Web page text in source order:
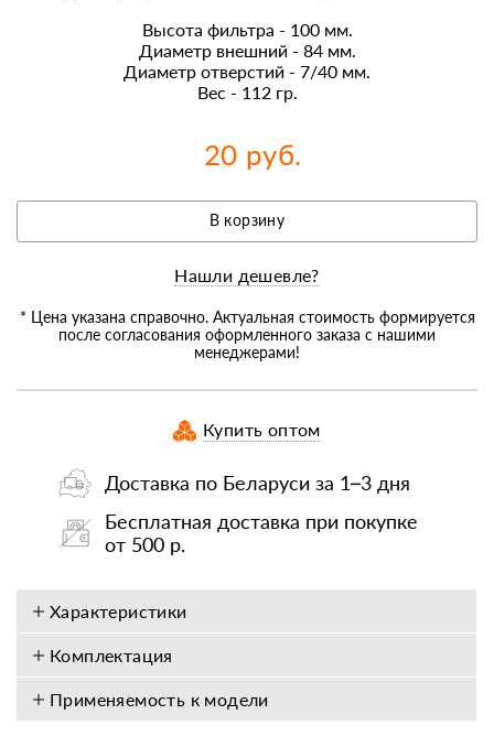
Высота фильтра - 100 мм.
Диаметр внешний - 84 мм.
Диаметр отверстий - 7/40 мм.
Вес - 112 гр.
20 руб.
В корзину
Нашли дешевле?
* Цена указана справочно. Актуальная стоимость формируется
после согласования оформленного заказа с нашими
менеджерами!
Купить оптом
Доставка по Беларуси за 1–3 дня
Бесплатная доставка при покупке
от 500 р.
Характеристики
Комплектация
Применяемость к модели